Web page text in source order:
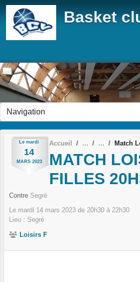
Basket
Le mardi
14
MARS 2023
Accueil Match
MATCH
FILLES
Contre Segré
Le mardi 14 mars 2023 de 20h30 à 22h30
Lieu : Segré
Loisirs F
Panneau de gestion des cookies